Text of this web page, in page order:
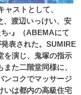
ストとして、
、渡辺いっけい、安
-』（ABEMAにて
表された。SUMIRE
を演じ、鬼塚の指示
た二階堂同様に、
ンコクでマッサージ
いは都内の高級住宅